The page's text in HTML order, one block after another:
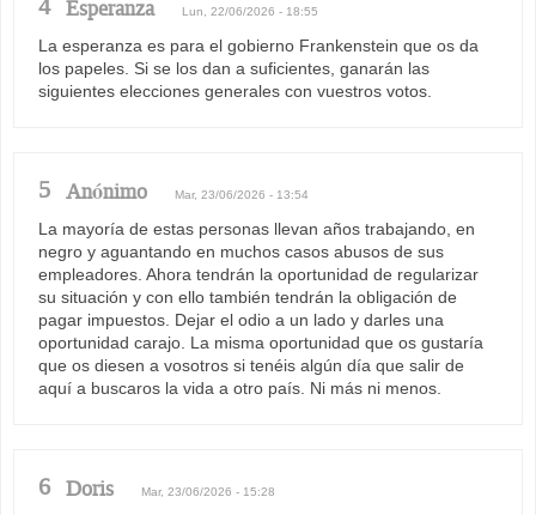
4 Esperanza Lun, 22/06/2026 - 18:55
La esperanza es para el gobierno Frankenstein que os da
los papeles. Si se los dan a suficientes, ganarán las
siguientes elecciones generales con vuestros votos.
5 Anónimo Mar, 23/06/2026 - 13:54
La mayoría de estas personas llevan años trabajando, en
negro y aguantando en muchos casos abusos de sus
empleadores. Ahora tendrán la oportunidad de regularizar
su situación y con ello también tendrán la obligación de
pagar impuestos. Dejar el odio a un lado y darles una
oportunidad carajo. La misma oportunidad que os gustaría
que os diesen a vosotros si tenéis algún día que salir de
aquí a buscaros la vida a otro país. Ni más ni menos.
6 Doris Mar, 23/06/2026 - 15:28